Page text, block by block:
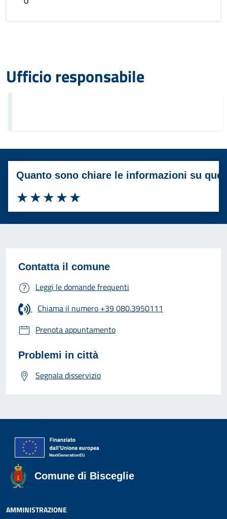
Ufficio responsabile
Quanto sono chiare le informazioni su
Valuta 4 stelle su 5
Valuta 3 stelle su 5
Valuta 2 stelle su 5
Valuta 1 stelle su 5
Contatta il comune
Leggi le domande frequenti
Chiama il numero +39 080.3950111
Prenota appuntamento
Problemi in città
Segnala disservizio
Comune di Bisceglie
AMMINISTRAZIONE